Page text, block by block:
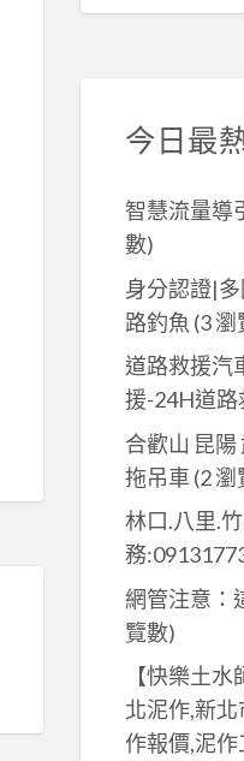
今日最
智慧流量導
數)
身分認證|
路釣魚 (3 瀏
道路救援汽
援-24H道路
合歡山 昆陽
拖吊車(2 瀏
林口.八里.
務
網管注意：
覽數)
【快樂土水
北泥作,新
作報價,泥